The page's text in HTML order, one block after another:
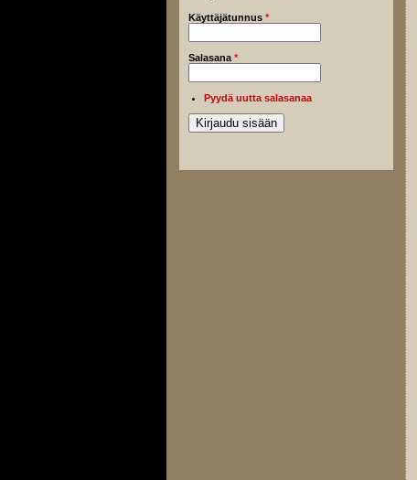
Käyttäjätunnus *
Salasana *
Pyydä uutta salasanaa